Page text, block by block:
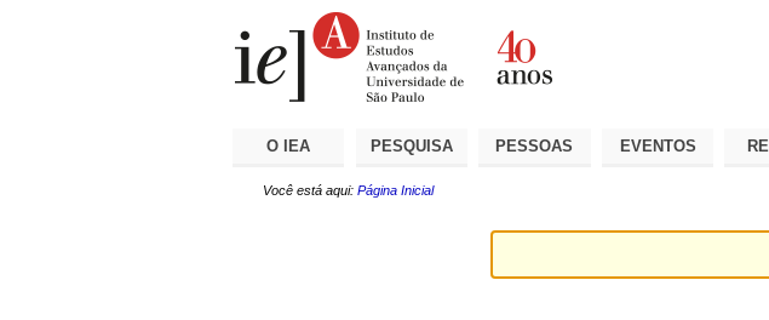
O IEA PESQUISA PESSOAS EVENTOS
Você está aqui: Página Inicial